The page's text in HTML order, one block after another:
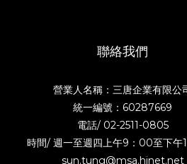
聯絡我們
營業人名稱：三唐企業有限公
統一編號：60287669
電話/ 02-2511-0805
時間/ 週一至週四上午9：00至下午
sun.tung@msa.hinet.net